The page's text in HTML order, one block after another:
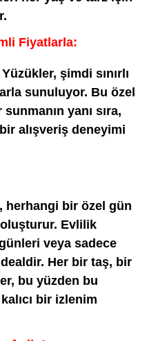
Fiyatlarla:
şimdi sınırlı
sunuluyor. Bu özel
yanı sıra,
alışveriş deneyimi
herhangi bir özel gün
Evlilik
veya sadece
Her bir taş, bir
bu yüzden bu
bir izlenim